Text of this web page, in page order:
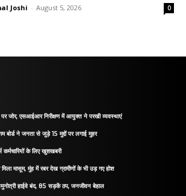
Joshi - August 5, 2026 0
पर जोर, एसआईआर निरीक्षण में आयुक्त ने परखी व्यवस्थाएं
बोर्ड ने जनता से जुड़े 15 मुद्दों पर लगाई मुहर
के लिए खुशखबरी
मासूम, मुंह में रबर देख ग्रामीणों के भी उड़ गए होश
हाईवे बंद, 85 सड़कें ठप, जनजीवन बेहाल